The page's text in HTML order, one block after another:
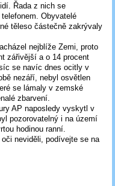
Řada z nich se
Obyvatelé
těleso částečně zakrývaly
nejblíže Zemi, proto
zářivější a o 14 procent
se navíc dnes ocitly v
nezáří, nebyl osvětlen
se lámaly v zemské
zbarvení.
AP naposledy vyskytl v
pozorovatelný i na území
hodinou ranní.
neviděli, podívejte se na